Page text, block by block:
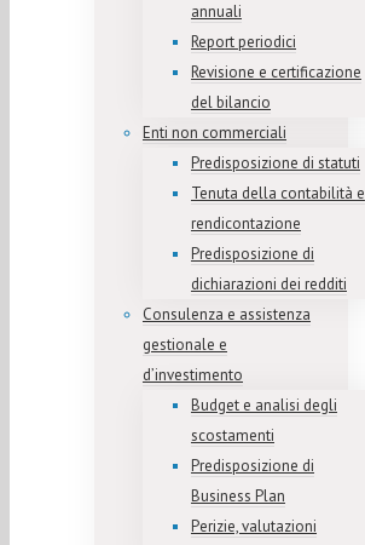
annuali
Report periodici
Revisione e certificazione
del bilancio
Enti non commerciali
Predisposizione di statuti
Tenuta della contabilità e
rendicontazione
Predisposizione di
dichiarazioni dei redditi
Consulenza e assistenza
gestionale e
d’investimento
Budget e analisi degli
scostamenti
Predisposizione di
Business Plan
Perizie, valutazioni